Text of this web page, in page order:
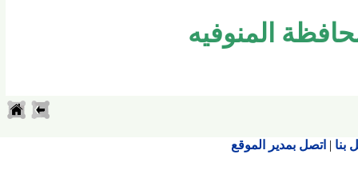
المنوفيه
| اتصل بمدير الموقع